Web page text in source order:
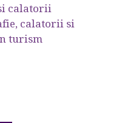
calatorii
calatorii si
turism